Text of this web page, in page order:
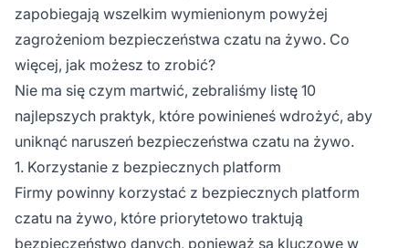
zapobiegają wszelkim wymienionym powyżej
zagrożeniom bezpieczeństwa czatu na żywo. Co
więcej, jak możesz to zrobić?
Nie ma się czym martwić, zebraliśmy listę 10
najlepszych praktyk, które powinieneś wdrożyć, aby
uniknąć naruszeń bezpieczeństwa czatu na żywo.
1. Korzystanie z bezpiecznych platform
Firmy powinny korzystać z bezpiecznych platform
czatu na żywo, które priorytetowo traktują
bezpieczeństwo danych, ponieważ są kluczowe w